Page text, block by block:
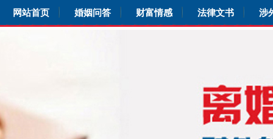
网站首页 婚姻问答 财富情感 法律文书 涉